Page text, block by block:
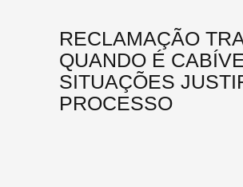
RECLAMAÇÃO
QUANDO É
SITUAÇÕES
PROCESSO